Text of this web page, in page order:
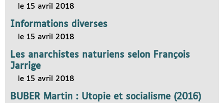
le 15 avril 2018
Informations diverses
le 15 avril 2018
Les anarchistes naturiens selon François
Jarrige
le 15 avril 2018
BUBER Martin : Utopie et socialisme (2016)